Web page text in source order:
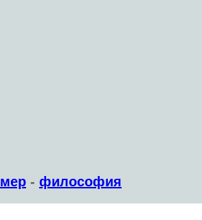
- философия